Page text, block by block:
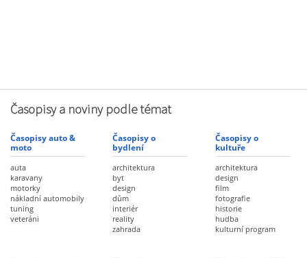
Časopisy a noviny podle témat
Časopisy auto &
moto
auta
karavany
motorky
nákladní automobily
tuning
veteráni
Časopisy o
bydlení
architektura
byt
design
dům
interiér
reality
zahrada
Časopisy o
kultuře
architektura
design
film
fotografie
historie
hudba
kulturní program